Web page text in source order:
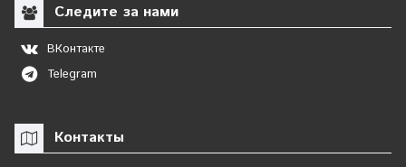
Следите за нами
ВКонтакте
Telegram
Контакты